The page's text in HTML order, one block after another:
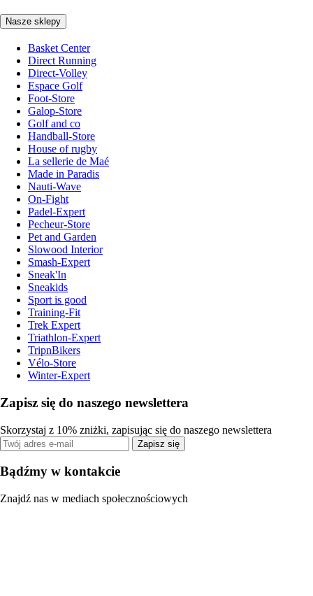
Nasze sklepy
Basket Center
Direct Running
Direct-Volley
Espace Golf
Foot-Store
Galop-Store
Golf and co
Handball-Store
House of rugby
La sellerie de Maé
Made in Paradis
Nauti-Wave
On-Fight
Padel-Expert
Pecheur-Store
Pet and Garden
Slowood Interior
Smash-Expert
Sneak'In
Sneakids
Sport is good
Training-Fit
Trek Expert
Triathlon-Expert
TripnBikers
Vélo-Store
Winter-Expert
Zapisz się do naszego newslettera
Skorzystaj z 10% zniżki, zapisując się do naszego newslettera
Zapisz się
Bądźmy w kontakcie
Znajdź nas w mediach społecznościowych